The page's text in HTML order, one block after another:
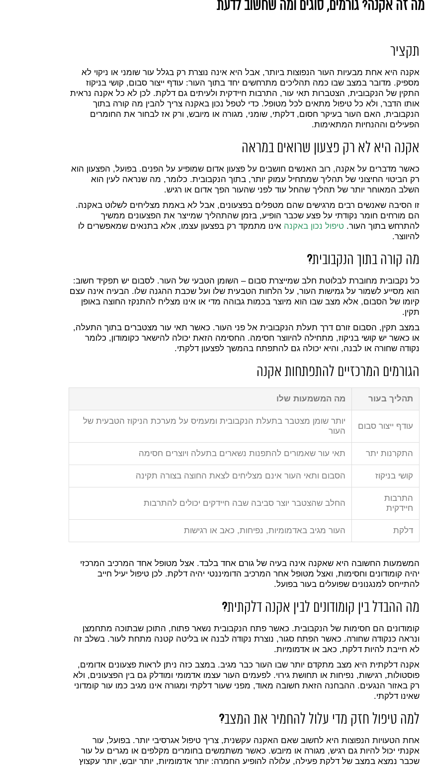
מה זה אקנה? גורמים, סוגים ומה שחשוב לדעת
תקציר
אקנה היא אחת מבעיות העור הנפוצות ביותר, אבל היא אינה נוצרת רק בגלל עור שומני או ניקוי לא
מספיק. מדובר במצב שבו כמה תהליכים מתרחשים יחד בתוך העור: עודף ייצור סבום, קושי בניקוז
התקין של הנקבובית, הצטברות תאי עור, התרבות חיידקית ולעיתים גם דלקת. לכן לא כל אקנה נראית
אותו הדבר, ולא כל טיפול מתאים לכל מטופל. כדי לטפל נכון באקנה צריך להבין מה קורה בתוך
הנקבובית, האם העור בעיקר חסום, דלקתי, שומני, מגורה או מיובש, ורק אז לבחור את החומרים
הפעילים וההנחיות המתאימות.
אקנה היא לא רק פצעון שרואים במראה
כאשר מדברים על אקנה, רוב האנשים חושבים על פצעון אדום שמופיע על הפנים. בפועל, הפצעון הוא
רק הביטוי החיצוני של תהליך שמתחיל עמוק יותר, בתוך הנקבובית. כלומר, מה שנראה לעין הוא
השלב המאוחר יותר של תהליך שהחל עוד לפני שהעור הפך אדום או רגיש.
זו הסיבה שאנשים רבים מרגישים שהם מטפלים בפצעונים, אבל לא באמת מצליחים לשלוט באקנה.
הם מורחים חומר נקודתי על פצע שכבר הופיע, בזמן שהתהליך שמייצר את הפצעונים ממשיך
להתרחש בתוך העור.טיפול נכון באקנה אינו מתמקד רק בפצעון עצמו, אלא בתנאים שמאפשרים לו
להיווצר.
מה קורה בתוך הנקבובית?
כל נקבובית מחוברת לבלוטת חלב שמייצרת סבום – השומן הטבעי של העור. לסבום יש תפקיד חשוב:
הוא מסייע לשמור על גמישות העור, על הלחות הטבעית שלו ועל שכבת ההגנה שלו. הבעיה אינה עצם
קיומו של הסבום, אלא מצב שבו הוא מיוצר בכמות גבוהה מדי או אינו מצליח להתנקז החוצה באופן
תקין.
במצב תקין, הסבום זורם דרך תעלת הנקבובית אל פני העור. כאשר תאי עור מצטברים בתוך התעלה,
או כאשר יש קושי בניקוז, מתחילה להיווצר חסימה. החסימה הזאת יכולה להישאר כקומודון, כלומר
נקודה שחורה או לבנה, והיא יכולה גם להתפתח בהמשך לפצעון דלקתי.
הגורמים המרכזיים להתפתחות אקנה
תהליך בעור מה המשמעות שלו
עודף ייצור סבום
יותר שומן מצטבר בתעלת הנקבובית ומעמיס על מערכת הניקוז הטבעית של
העור
התקרנות יתר תאי עור שאמורים להתפנות נשארים בתעלה ויוצרים חסימה
קושי בניקוז הסבום ותאי העור אינם מצליחים לצאת החוצה בצורה תקינה
התרבות
חיידקית
החלב שהצטבר יוצר סביבה שבה חיידקים יכולים להתרבות
דלקת העור מגיב באדמומיות, נפיחות, כאב או רגישות
המשמעות החשובה היא שאקנה אינה בעיה של גורם אחד בלבד. אצל מטופל אחד המרכיב המרכזי
יהיה קומודונים וחסימות, ואצל מטופל אחר המרכיב הדומיננטי יהיה דלקת. לכן טיפול יעיל חייב
להתייחס למנגנונים שפועלים בעור בפועל.
מה ההבדל בין קומודונים לבין אקנה דלקתית?
קומודונים הם חסימות של הנקבובית. כאשר פתח הנקבובית נשאר פתוח, התוכן שבתוכה מתחמצן
ונראה כנקודה שחורה. כאשר הפתח סגור, נוצרת נקודה לבנה או בליטה קטנה מתחת לעור. בשלב זה
לא חייבת להיות דלקת, כאב או אדמומיות.
אקנה דלקתית היא מצב מתקדם יותר שבו העור כבר מגיב. במצב כזה ניתן לראות פצעונים אדומים,
פוסטולות, רגישות, נפיחות או תחושת גירוי. לפעמים העור עצמו אדמומי ומודלק גם בין הפצעונים, ולא
רק באזור הנגעים. ההבחנה הזאת חשובה מאוד, מפני שעור דלקתי ומגורה אינו מגיב כמו עור קומדוני
שאינו דלקתי.
למה טיפול חזק מדי עלול להחמיר את המצב?
אחת הטעויות הנפוצות היא לחשוב שאם האקנה עקשנית, צריך טיפול אגרסיבי יותר. בפועל, עור
אקנתי יכול להיות גם רגיש, מגורה או מיובש. כאשר משתמשים בחומרים מקלפים או מגרים על עור
שכבר נמצא במצב של דלקת פעילה, עלולה להופיע החמרה: יותר אדמומיות, יותר יובש, יותר עקצוץ